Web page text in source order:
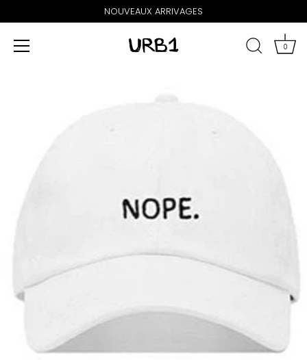
NOUVEAUX ARRIVAGES
0